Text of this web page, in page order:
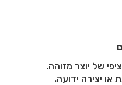
של יוצר מזוהה.
יצירה ידועה.